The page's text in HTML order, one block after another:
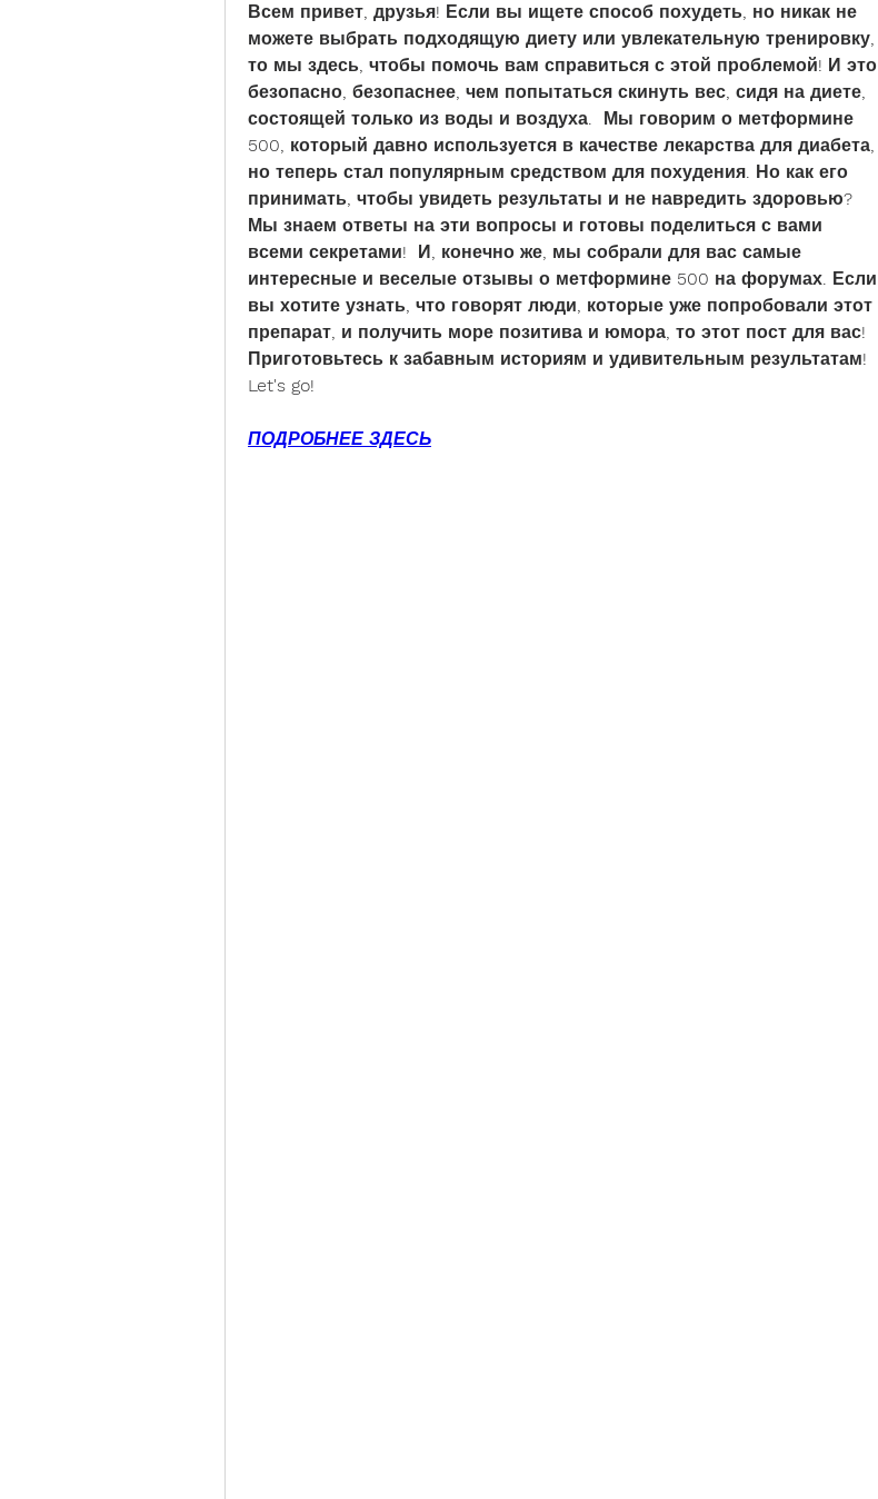
Всем привет, друзья! Если вы ищете способ похудеть, но никак не
можете выбрать подходящую диету или увлекательную тренировку,
то мы здесь, чтобы помочь вам справиться с этой проблемой! И это
безопасно, безопаснее, чем попытаться скинуть вес, сидя на диете,
состоящей только из воды и воздуха.  Мы говорим о метформине
500, который давно используется в качестве лекарства для диабета,
но теперь стал популярным средством для похудения. Но как его
принимать, чтобы увидеть результаты и не навредить здоровью?
Мы знаем ответы на эти вопросы и готовы поделиться с вами
всеми секретами!  И, конечно же, мы собрали для вас самые
интересные и веселые отзывы о метформине 500 на форумах. Если
вы хотите узнать, что говорят люди, которые уже попробовали этот
препарат, и получить море позитива и юмора, то этот пост для вас!
Приготовьтесь к забавным историям и удивительным результатам!
Let's go!
ПОДРОБНЕЕ ЗДЕСЬ